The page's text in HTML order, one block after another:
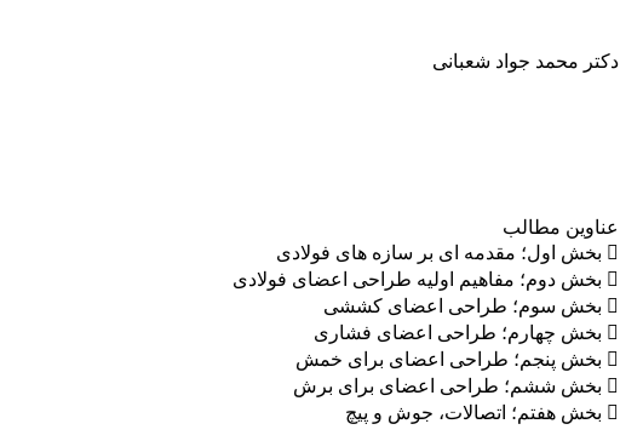
دکتر محمد جواد شعبانی
عناوین مطالب
 بخش اول؛ مقدمه ای بر سازه های فولادی
 بخش دوم؛ مفاهیم اولیه طراحی اعضای فولادی
 بخش سوم؛ طراحی اعضای کششی
 بخش چهارم؛ طراحی اعضای فشاری
 بخش پنجم؛ طراحی اعضای برای خمش
 بخش ششم؛ طراحی اعضای برای برش
 بخش هفتم؛ اتصالات، جوش و پیچ